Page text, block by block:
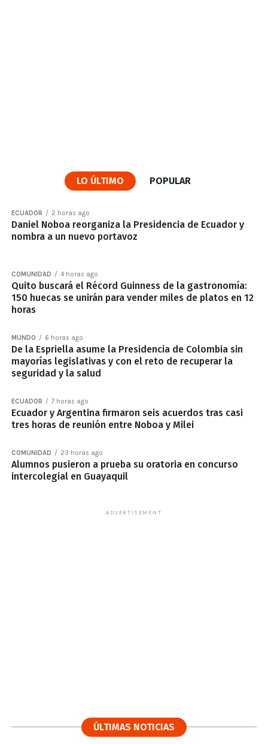
LO ÚLTIMO POPULAR
ECUADOR 2 horas ago
Daniel Noboa reorganiza la Presidencia de Ecuador y
nombra a un nuevo portavoz
COMUNIDAD 4 horas ago
Quito buscará el Récord Guinness de la gastronomía:
150 huecas se unirán para vender miles de platos en 12
horas
MUNDO 6 horas ago
De la Espriella asume la Presidencia de Colombia sin
mayorías legislativas y con el reto de recuperar la
seguridad y la salud
ECUADOR 7 horas ago
Ecuador y Argentina firmaron seis acuerdos tras casi
tres horas de reunión entre Noboa y Milei
COMUNIDAD 23 horas ago
Alumnos pusieron a prueba su oratoria en concurso
intercolegial en Guayaquil
ADVERTISEMENT
ÚLTIMAS NOTICIAS